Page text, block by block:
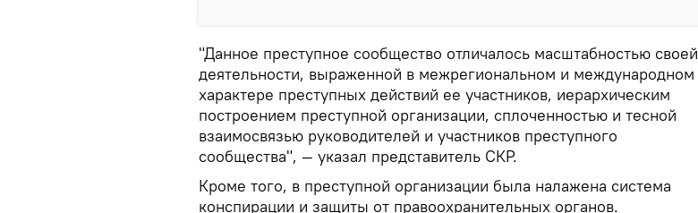
"Данное преступное сообщество отличалось масштабностью своей
деятельности, выраженной в межрегиональном и международном
характере преступных действий ее участников, иерархическим
построением преступной организации, сплоченностью и тесной
взаимосвязью руководителей и участников преступного
сообщества", — указал представитель СКР.
Кроме того, в преступной организации была налажена система
конспирации и защиты от правоохранительных органов.